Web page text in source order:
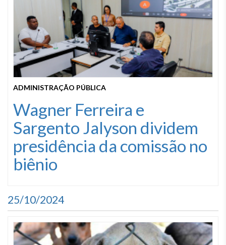
ADMINISTRAÇÃO PÚBLICA
Wagner Ferreira e
Sargento Jalyson dividem
presidência da comissão no
biênio
25/10/2024